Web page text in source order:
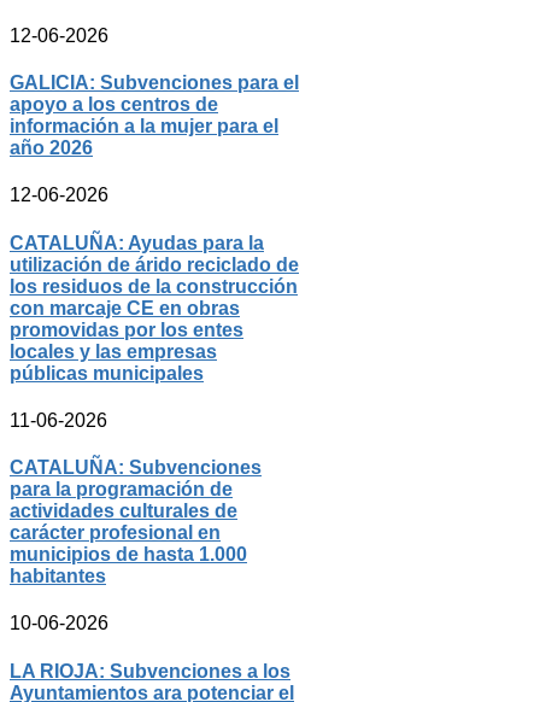
12-06-2026
GALICIA: Subvenciones para el
apoyo a los centros de
información a la mujer para el
año 2026
12-06-2026
CATALUÑA: Ayudas para la
utilización de árido reciclado de
los residuos de la construcción
con marcaje CE en obras
promovidas por los entes
locales y las empresas
públicas municipales
11-06-2026
CATALUÑA: Subvenciones
para la programación de
actividades culturales de
carácter profesional en
municipios de hasta 1.000
habitantes
10-06-2026
LA RIOJA: Subvenciones a los
Ayuntamientos ara potenciar el